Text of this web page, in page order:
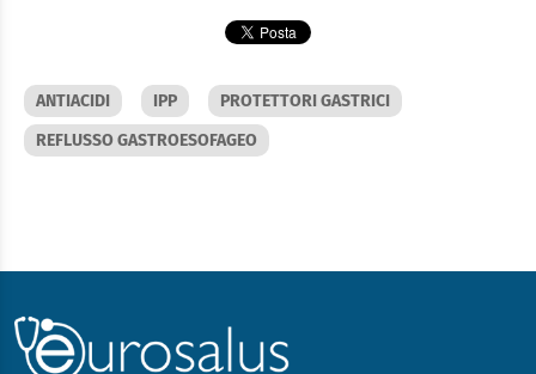
ANTIACIDI IPP
PROTETTORI GASTRICI
REFLUSSO GASTROESOFAGEO